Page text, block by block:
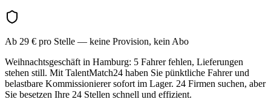
Ab 29 € pro Stelle — keine Provision, kein Abo
Weihnachtsgeschäft in Hamburg: 5 Fahrer fehlen, Lieferungen
stehen still. Mit TalentMatch24 haben Sie pünktliche Fahrer und
belastbare Kommissionierer sofort im Lager. 24 Firmen suchen, aber
Sie besetzen Ihre 24 Stellen schnell und effizient.